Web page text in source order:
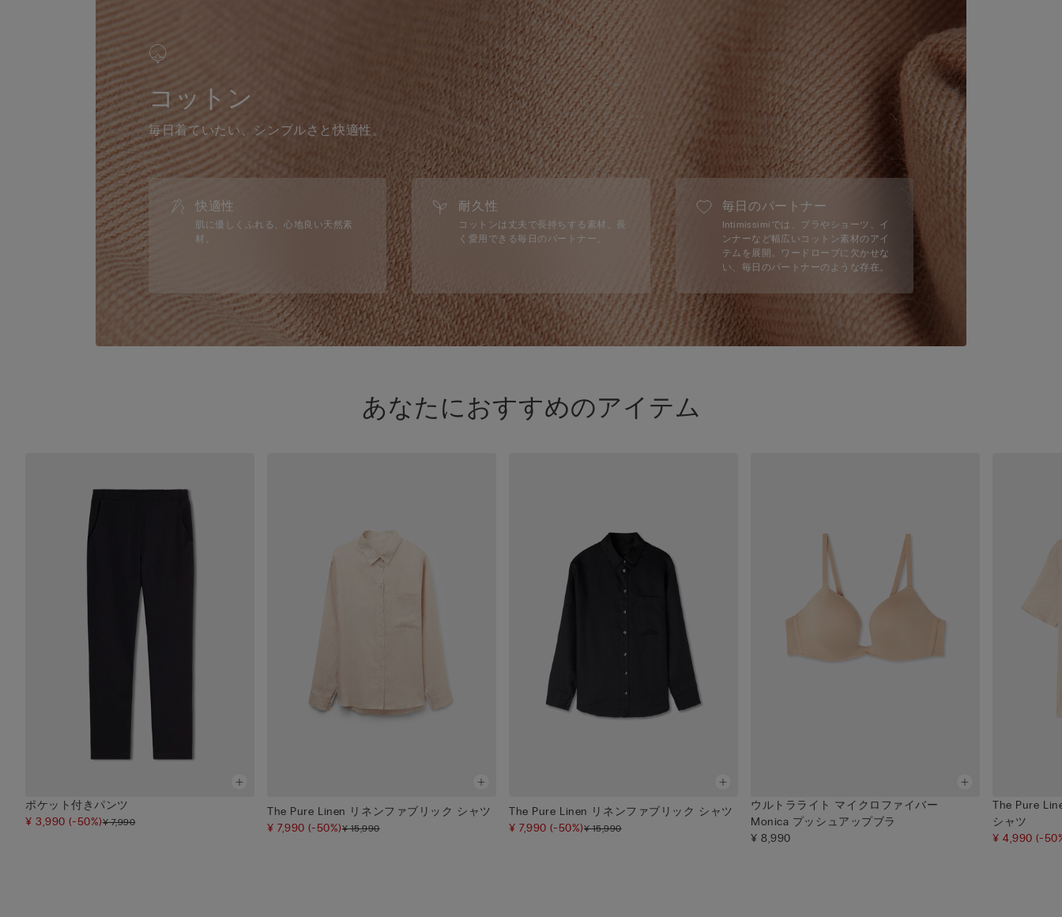
コットン
毎日着ていたい、シンプルさと快適性。
快適性
肌に優しくふれる、心地良い天然素
材。
耐久性
コットンは丈夫で長持ちする素材。長
く愛用できる毎日のパートナー。
毎日のパートナー
Intimissimiでは、ブラやショーツ、イ
ンナーなど幅広いコットン素材のアイ
テムを展開。ワードローブに欠かせな
い、毎日のパートナーのような存在。
あなたにおすすめのアイテム
ポケット付きパンツ
¥ 3,990(-50%)¥ 7,990
The Pure Linen リネンファブリック シャツ
¥ 7,990(-50%)¥ 15,990
The Pure Linen リネンファブリック シャツ
¥ 7,990(-50%)¥ 15,990
ウルトラライト マイクロファイバー
Monica プッシュアップブラ
¥ 8,990
The Pure
シャツ
¥ 4,990(-